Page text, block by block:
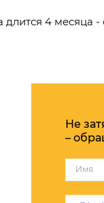
4 месяца -
Не
–